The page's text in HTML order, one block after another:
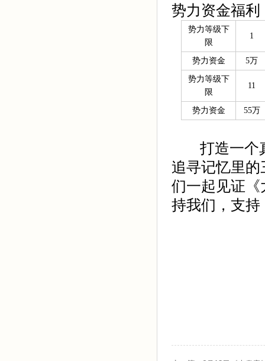
势力资金福
势力等级下
限
1
势力资金 5万
势力等级下
限
11
势力资金 55万
打造一个真
追寻记忆里
们一起见证
持我们，支